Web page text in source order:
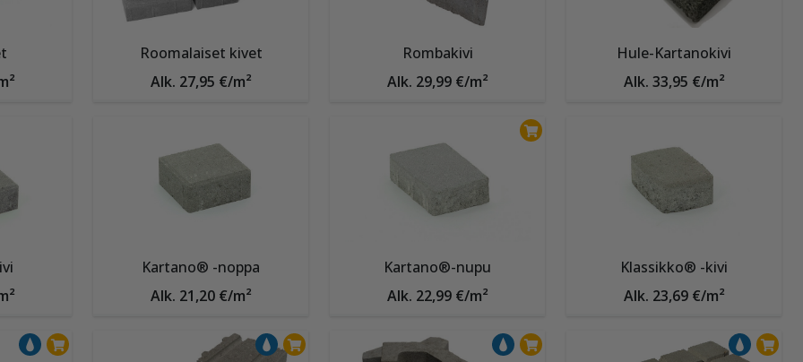
Roomalaiset kivet
Alk. 27,95 €/m²
Rombakivi
Alk. 29,99 €/m²
Hule-Kartanokivi
Alk. 33,95 €/m²
Kartano® -noppa
Alk. 21,20 €/m²
Kartano®-nupu
Alk. 22,99 €/m²
Klassikko® -kivi
Alk. 23,69 €/m²